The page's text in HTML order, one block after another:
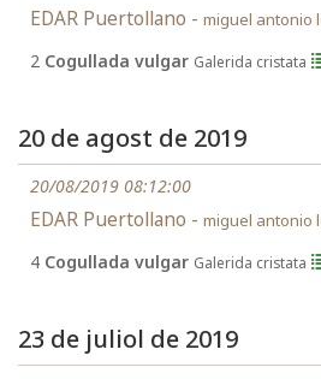
EDAR Puertollano - miguel antonio
2 Cogullada vulgar Galerida cristata
20 de agost de 2019
20/08/2019 08:12:00
EDAR Puertollano - miguel antonio
4 Cogullada vulgar Galerida cristata
23 de juliol de 2019